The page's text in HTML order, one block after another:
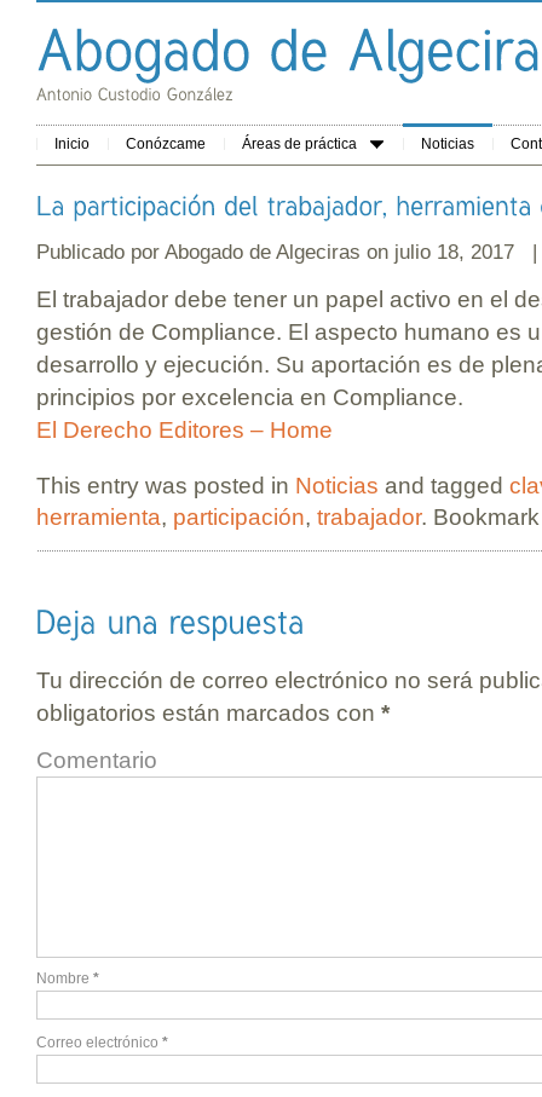
Inicio Conózcame Áreas de práctica Noticias
Publicado por Abogado de Algeciras on julio 18, 2017
El trabajador debe tener un papel activo en el
gestión de Compliance. El aspecto humano es
desarrollo y ejecución. Su aportación es de
principios por excelencia en Compliance.
El Derecho Editores – Home
This entry was posted in Noticias and tagged
herramienta, participación, trabajador.
Tu dirección de correo electrónico no será
obligatorios están marcados con *
Comentario
Nombre *
Correo electrónico *